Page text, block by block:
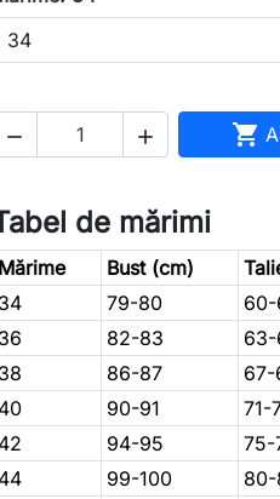
  
de mărimi
Mărime Bust (cm)
34
79-80 60-
36
82-83
38
86-87 67-
40
90-91 71-
42
94-95 75-
44
99-100 80-